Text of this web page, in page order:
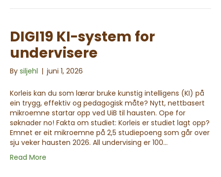
DIGI19 KI-system for
undervisere
By siljehl | juni 1, 2026
Korleis kan du som lærar bruke kunstig intelligens (KI) på
ein trygg, effektiv og pedagogisk måte? Nytt, nettbasert
mikroemne startar opp ved UiB til hausten. Ope for
søknader no! Fakta om studiet: Korleis er studiet lagt opp?
Emnet er eit mikroemne på 2,5 studiepoeng som går over
sju veker hausten 2026. All undervising er 100…
Read More